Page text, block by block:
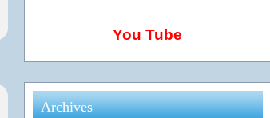
You Tube
Archives